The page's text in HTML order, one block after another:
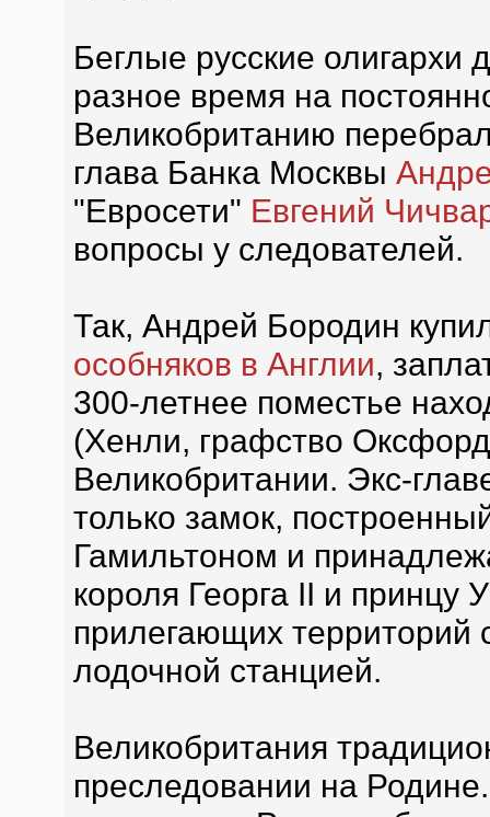
Беглые русские
разное время на
Великобританию
глава Банка Москвы
"Евросети" Евгений
вопросы у следователей.
Так, Андрей Бородин
особняков в Англии,
300-летнее поместье
(Хенли, графство
Великобритании. Экс-
только замок,
Гамильтоном и
короля Георга II и принцу
прилегающих
лодочной станцией.
Великобритания
преследовании на